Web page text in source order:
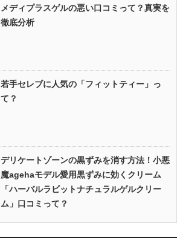
メディプラスゲルの悪い口コミって？真実を
徹底分析
若手セレブに人気の「フィットティー」っ
て？
デリケートゾーンの黒ずみを消す方法！小悪
魔agehaモデル愛用黒ずみに効くクリーム
「ハーバルラビットナチュラルゲルクリー
ム」口コミって？